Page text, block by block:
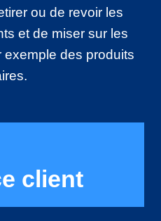
ou de revoir les
et de miser sur les
exemple des produits
client